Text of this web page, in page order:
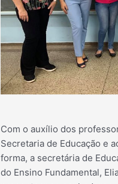
Com o auxílio dos
Secretaria de Educação e
forma, a secretária de
do Ensino Fundamental,